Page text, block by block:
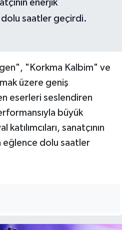
"Korkma Kalbim" ve
üzere geniş
eserleri seslendiren
büyük
sanatçının
eğlence dolu saatler